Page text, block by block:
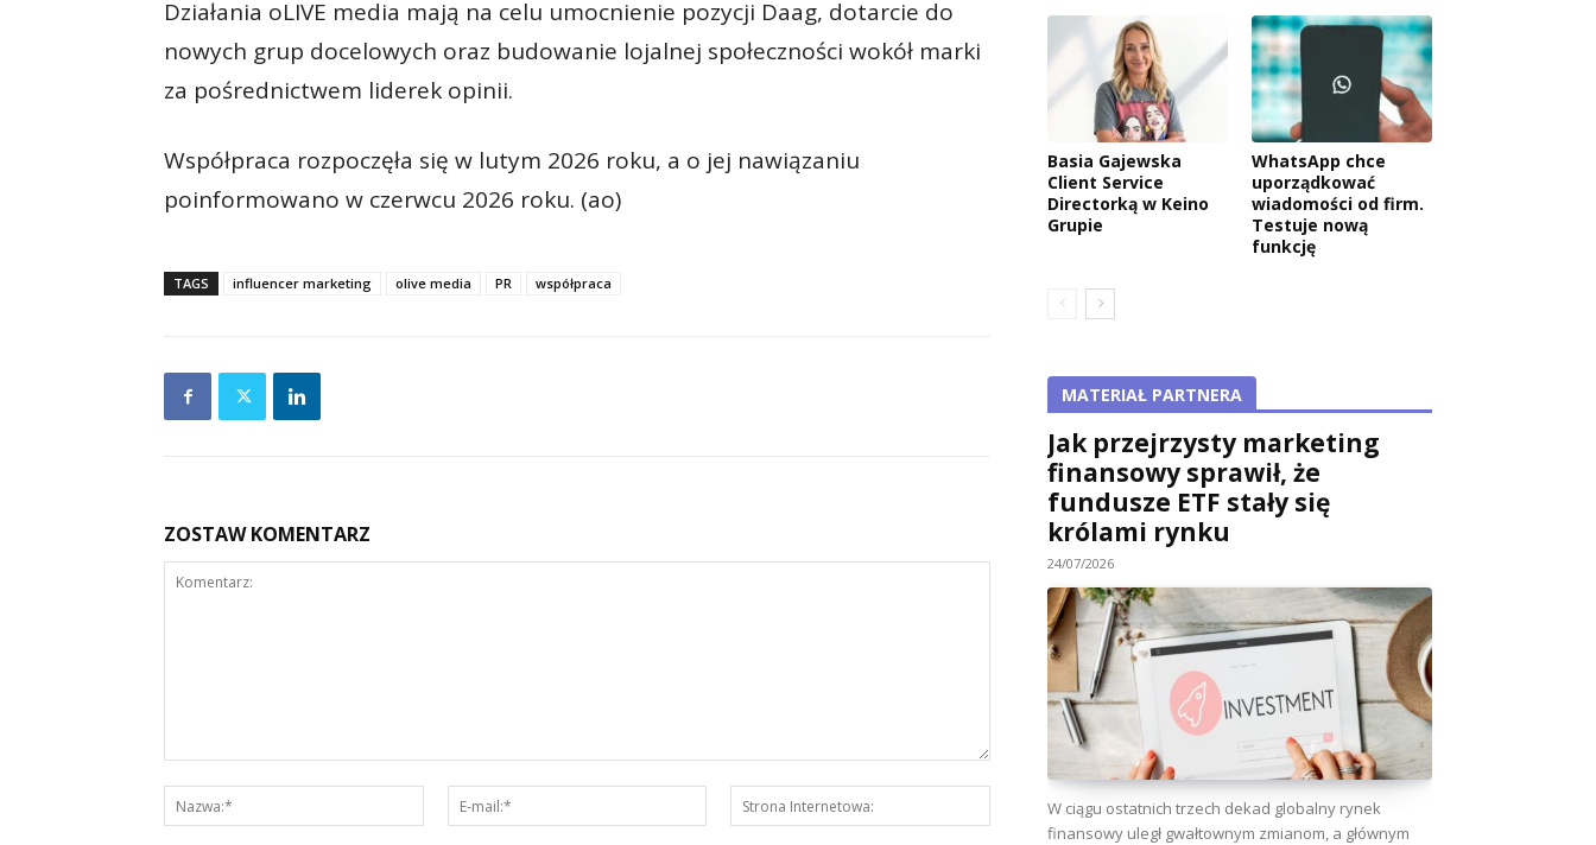
Działania oLIVE media mają na celu umocnienie pozycji Daag, dotarcie do
nowych grup docelowych oraz budowanie lojalnej społeczności wokół marki
za pośrednictwem liderek opinii.
Współpraca rozpoczęła się w lutym 2026 roku, a o jej nawiązaniu
poinformowano w czerwcu 2026 roku. (ao)
TAGS influencer marketing olive media PR współpraca
ZOSTAW KOMENTARZ
Nazwa:*
mail:*
Internetowa:
Basia Gajewska
Client Service
Directorką w Keino
Grupie
WhatsApp chce
uporządkować
wiadomości od firm.
Testuje nową
funkcję
MATERIAŁ PARTNERA
Jak przejrzysty marketing
finansowy sprawił, że
fundusze ETF stały się
królami rynku
24/07/2026
W ciągu ostatnich trzech dekad globalny rynek
finansowy uległ gwałtownym zmianom, a głównym